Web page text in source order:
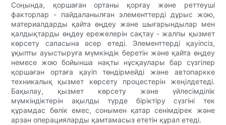
Соңында, қоршаған ортаны қорғау және реттеуші
факторлар - пайдаланылған элементтерді дұрыс жою,
материалдарды қайта өңдеу және шығарындылар мен
қалдықтарды өңдеу ережелерін сақтау - жалпы қызмет
көрсету сапасына әсер етеді. Элементтерді қауіпсіз,
ұқыпты ауыстыруға мүмкіндік беретін және қайта өңдеу
немесе жою бойынша нақты нұсқаулары бар сүзгілер
қоршаған ортаға қауіп төндірмейді және автопаркке
техникалық қызмет көрсету процестерін жеңілдетеді.
Бақылау, қызмет көрсету және үйлесімділік
мүмкіндіктерін ақылды түрде біріктіру сүзгіні тек
құрамдас бөлік емес, сонымен қатар сенімдірек және
арзан операцияларды қамтамасыз ететін құрал етеді.